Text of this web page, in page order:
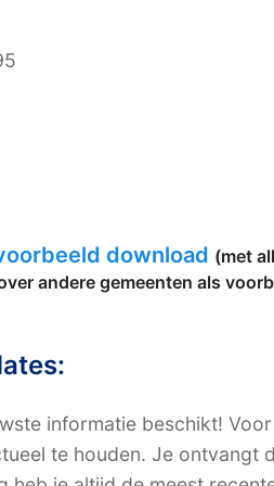
download (met
andere gemeenten als
informatie beschikt!
te houden. Je ontvangt